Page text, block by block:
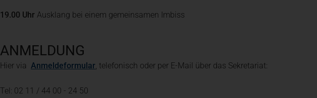
19.00 Uhr Ausklang bei einem gemeinsamen Imbiss
ANMELDUNG
Hier via Anmeldeformular (öffnet in einem neuen Tab)
, telefonisch oder per E-Mail über das Sekretariat:
Tel: 02 11 / 44 00 - 24 50